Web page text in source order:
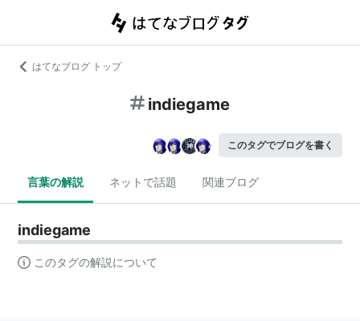
はてなブログ トップ
indiegame
このタグでブログを書く
言葉の解説 ネットで話題 関連ブログ
indiegame
このタグの解説について